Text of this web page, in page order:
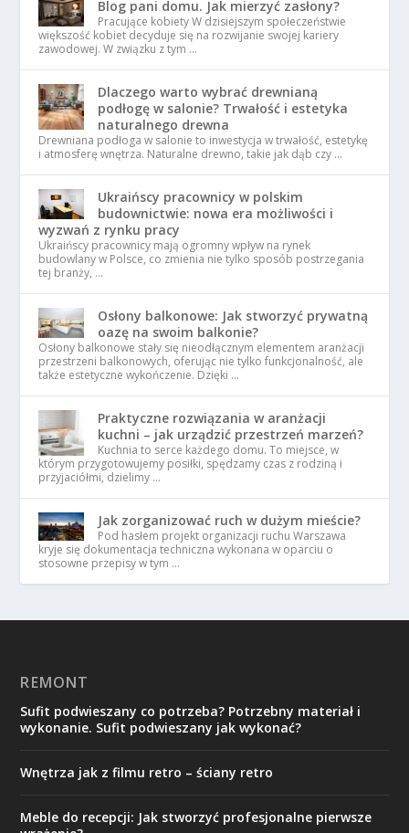
Blog pani domu. Jak mierzyć zasłony?
Pracujące kobiety W dzisiejszym społeczeństwie
większość kobiet decyduje się na rozwijanie swojej kariery
zawodowej. W związku z tym …
Dlaczego warto wybrać drewnianą
podłogę w salonie? Trwałość i estetyka
naturalnego drewna
Drewniana podłoga w salonie to inwestycja w trwałość, estetykę
i atmosferę wnętrza. Naturalne drewno, takie jak dąb czy …
Ukraińscy pracownicy w polskim
budownictwie: nowa era możliwości i
wyzwań z rynku pracy
Ukraińscy pracownicy mają ogromny wpływ na rynek
budowlany w Polsce, co zmienia nie tylko sposób postrzegania
tej branży, …
Osłony balkonowe: Jak stworzyć prywatną
oazę na swoim balkonie?
Osłony balkonowe stały się nieodłącznym elementem aranżacji
przestrzeni balkonowych, oferując nie tylko funkcjonalność, ale
także estetyczne wykończenie. Dzięki …
Praktyczne rozwiązania w aranżacji
kuchni – jak urządzić przestrzeń marzeń?
Kuchnia to serce każdego domu. To miejsce, w
którym przygotowujemy posiłki, spędzamy czas z rodziną i
przyjaciółmi, dzielimy …
Jak zorganizować ruch w dużym mieście?
Pod hasłem projekt organizacji ruchu Warszawa
kryje się dokumentacja techniczna wykonana w oparciu o
stosowne przepisy w tym …
REMONT
Sufit podwieszany co potrzeba? Potrzebny materiał i
wykonanie. Sufit podwieszany jak wykonać?
Wnętrza jak z filmu retro – ściany retro
Meble do recepcji: Jak stworzyć profesjonalne pierwsze